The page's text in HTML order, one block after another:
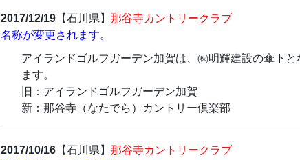
2017/12/19【石川県】 那谷寺カントリークラブ
名称が変更されます。
アイランドゴルフガーデン加賀は、㈱明輝建設の傘下
ます。
旧：アイランドゴルフガーデン加賀
新：那谷寺（なたでら）カントリー倶楽部
2017/10/16【石川県】 那谷寺カントリークラブ